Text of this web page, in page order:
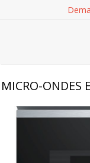
MICRO-ONDES